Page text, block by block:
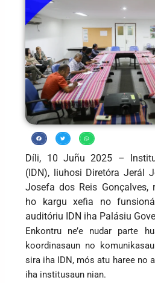
Díli, 10 Juñu 2025 –
(IDN), liuhosi Diretóra Jerál
Josefa dos Reis Gonçalves,
ho kargu xefia no
auditóriu IDN iha Palásiu
Enkontru ne’e nudar parte
koordinasaun no
sira iha IDN, mós atu haree no
iha institusaun nian.